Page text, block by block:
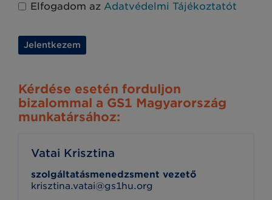
Elfogadom az Adatvédelmi Tájékoztatót
Jelentkezem
Kérdése esetén forduljon
bizalommal a GS1 Magyarország
munkatársához:
Vatai Krisztina
szolgáltatásmenedzsment vezető
krisztina.vatai@gs1hu.org